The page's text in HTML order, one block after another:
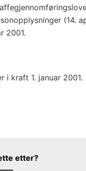
(14.
2001.
i kraft 1. januar 2001.
etter?